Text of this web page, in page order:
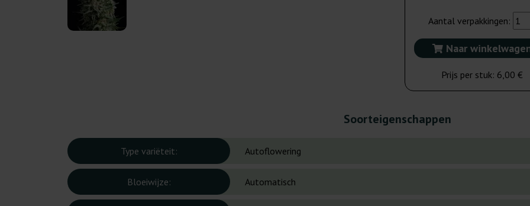
Aantal verpakkingen:
Naar
Prijs per stuk: 6,00 €
Soorteigenschappen
Type variëteit: Autoflowering
Bloeiwijze: Automatisch